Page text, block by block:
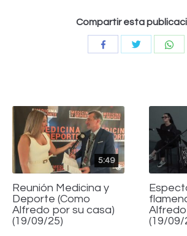
Compartir esta
CompartirCompartir
5:49
Reunión Medicina y
Deporte (Como
Alfredo por su casa)
(19/09/25)
(19/09/